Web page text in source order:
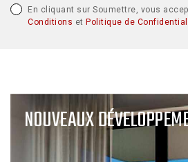
En cliquant sur Soumettre, vous
Conditions et Politique de
NOUVEAUX